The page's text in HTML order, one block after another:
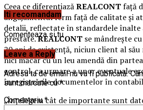
Ceea ce diferențiazăREALCONTfață
angajamentul ferm față de calitate și
detalii, reflectate în standardele înalte
prestate.REALCONT se mândrește
20 ani de existență, niciun client al
nici măcar cu un leu amendă din
control, ca urmare a unor eventuale
înregistrările documentelor în
„Înțelegem cât de importante sunt
Iti recomandam
Comenteaza si tu
Leave a Reply
Adresa ta de email nu va fi publicată.
sunt marcate cu*
Comentariu*